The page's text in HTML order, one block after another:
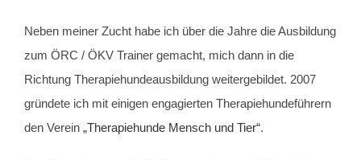
Neben meiner Zucht habe ich über die Jahre die Ausbildung
zum ÖRC / ÖKV Trainer gemacht, mich dann in die
Richtung Therapiehundeausbildung weitergebildet. 2007
gründete ich mit einigen engagierten Therapiehundeführern
den Verein „Therapiehunde Mensch und Tier“.